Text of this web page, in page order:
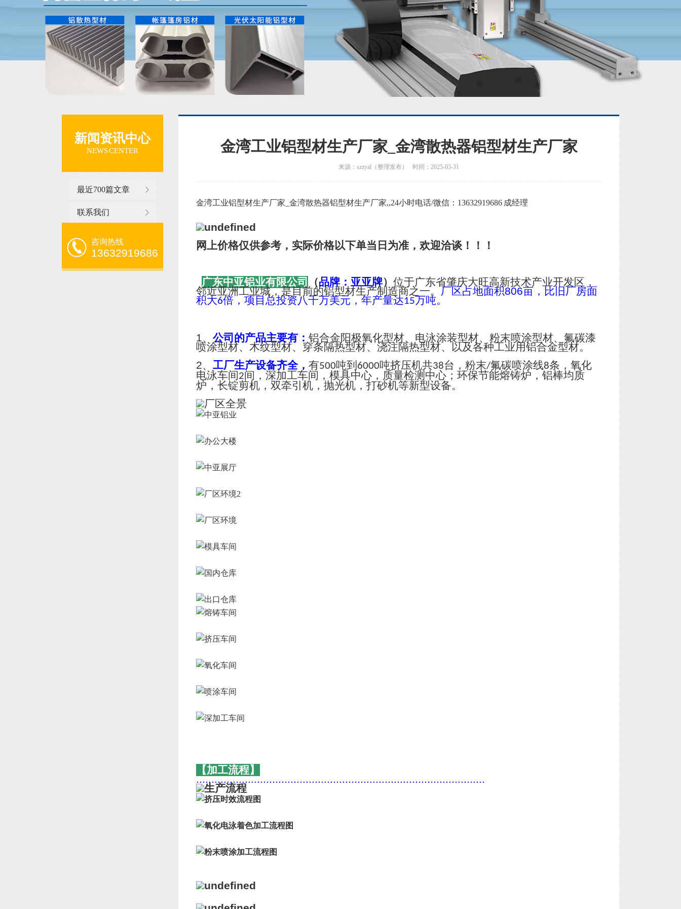
新闻资讯中心
NEWS CENTER
最近700篇文章
联系我们
咨询热线
13632919686
金湾工业铝型材生产厂家_金湾散热器铝型材生产厂家
来源：szzyal（整理发布） 时间：2025-03-31
金湾工业铝型材生产厂家_金湾散热器铝型材生产厂家,,24小时电话/微信：13632919686 成经理
网上价格仅供参考，实际价格以下单当日为准，欢迎洽谈！！！
广东中亚铝业有限公司 （品牌：亚亚牌） 位于广东省肇庆大旺高新技术产业开发区，
邻近亚洲工业城，是目前的铝型材生产制造商之一。厂区占地面积806亩，比旧厂房面
积大6倍，项目总投资八千万美元，年产量达15万吨。
1、 公司的产品主要有： 铝合金阳极氧化型材、电泳涂装型材、粉末喷涂型材、氟碳漆
喷涂型材、木纹型材、穿条隔热型材、浇注隔热型材、以及各种工业用铝合金型材。
2、 工厂生产设备齐全， 有500吨到 6000吨挤压机共38台，粉末/氟碳喷涂线8条，氧化
电泳车间2间，深加工车间，模具中心，质量检测中心；环保节能熔铸炉，铝棒均质
炉，长锭剪机，双牵引机，抛光机，打砂机等新型设备。
【加工流程】
...............................................................................................